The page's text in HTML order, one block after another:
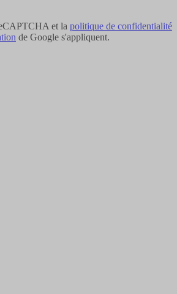
et la politique de confidentialité
de Google s'appliquent.